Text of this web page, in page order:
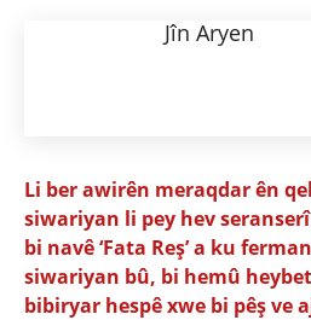
Jîn Aryen
Li ber awirên meraqdar ên
siwariyan li pey hev
bi navê ‘Fata Reş’ a ku
siwariyan bû, bi hemû
bibiryar hespê xwe bi pêş ve